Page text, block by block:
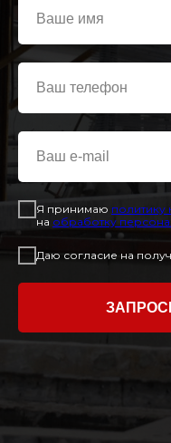
Я принимаю политику
на обработку
Даю согласие на